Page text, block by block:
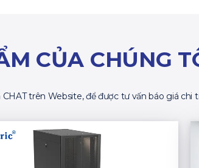
CỦA CHÚNG
trên Website, để được tư vấn báo giá